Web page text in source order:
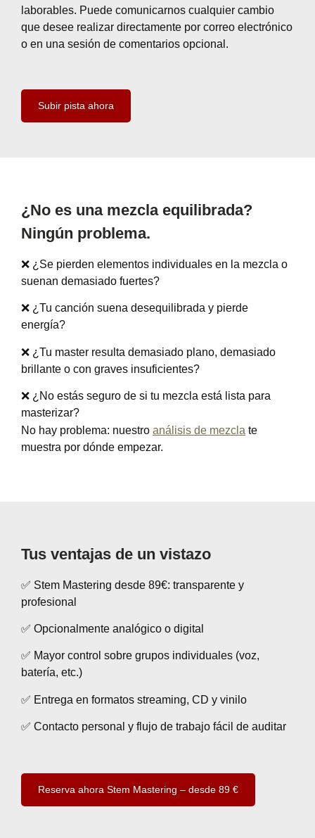
laborables. Puede comunicarnos cualquier cambio
que desee realizar directamente por correo electrónico
o en una sesión de comentarios opcional.
Subir pista ahora
¿No es una mezcla equilibrada?
Ningún problema.
❌ ¿Se pierden elementos individuales en la mezcla o
suenan demasiado fuertes?
❌ ¿Tu canción suena desequilibrada y pierde
energía?
❌ ¿Tu master resulta demasiado plano, demasiado
brillante o con graves insuficientes?
❌ ¿No estás seguro de si tu mezcla está lista para
masterizar?
No hay problema: nuestro análisis de mezcla te
muestra por dónde empezar.
Tus ventajas de un vistazo
✅ Stem Mastering desde 89€: transparente y
profesional
✅ Opcionalmente analógico o digital
✅ Mayor control sobre grupos individuales (voz,
batería, etc.)
✅ Entrega en formatos streaming, CD y vinilo
✅ Contacto personal y flujo de trabajo fácil de auditar
Reserva ahora Stem Mastering – desde 89 €